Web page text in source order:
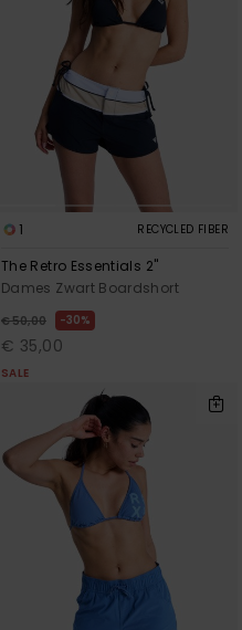
1 RECYCLED FIBER
The Retro Essentials 2"
Dames Zwart Boardshort
€ 50,00 30%
€ 35,00
SALE